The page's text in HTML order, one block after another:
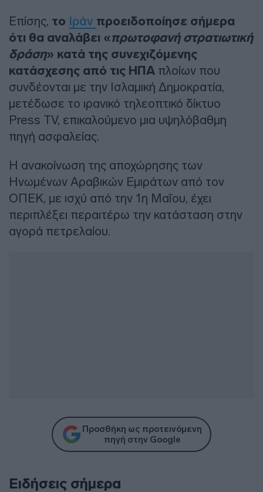
Επίσης, το Ιράν προειδοποίησε σήμερα
ότι θα αναλάβει «πρωτοφανή στρατιωτική
δράση» κατά της συνεχιζόμενης
κατάσχεσης από τις ΗΠΑ πλοίων που
συνδέονται με την Ισλαμική Δημοκρατία,
μετέδωσε το ιρανικό τηλεοπτικό δίκτυο
Press TV, επικαλούμενο μια υψηλόβαθμη
πηγή ασφαλείας.
Η ανακοίνωση της αποχώρησης των
Ηνωμένων Αραβικών Εμιράτων από τον
ΟΠΕΚ, με ισχύ από την 1η Μαΐου, έχει
περιπλέξει περαιτέρω την κατάσταση στην
αγορά πετρελαίου.
Προσθήκη ως προτεινόμενη
πηγή στην Google
Ειδήσεις σήμερα